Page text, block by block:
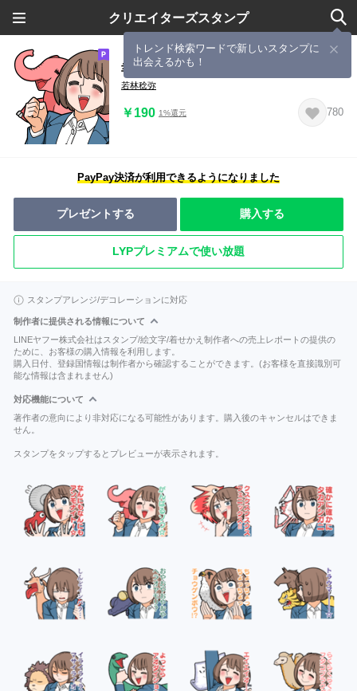
クリエイターズスタンプ
トレンド検索ワードで新しいスタンプに
出会えるかも！
幸せカナコの殺し屋生活3
若林稔弥
￥190 1%還元 780
PayPay決済が利用できるようになりました
プレゼントする 購入する
LYPプレミアムで使い放題
スタンプアレンジ/デコレーションに対応
制作者に提供される情報について
LINEヤフー株式会社はスタンプ/絵文字/着せかえ制作者への売上レポートの提供の
ために、お客様の購入情報を利用します。
購入日付、登録国情報は制作者から確認することができます。(お客様を直接識別可
能な情報は含まれません)
対応機能について
著作者の意向により非対応になる可能性があります。購入後のキャンセルはできま
せん。
スタンプをタップするとプレビューが表示されます。